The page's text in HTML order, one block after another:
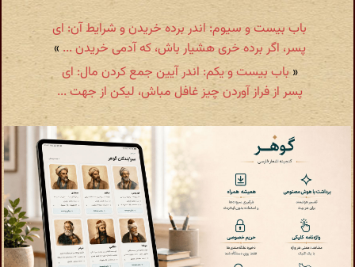
باب بیست و سیوم: اندر برده خریدن و شرایط آن: ای
پسر، اگر برده خری هشیار باش، که آدمی خریدن ... »
«باب بیست و یکم: اندر آیین جمع کردن مال: ای
پسر از فراز آوردن چیز غافل مباش، لیکن از جهت ...